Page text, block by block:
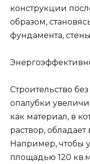
конструкции
образом,
фундамента,
Строительство
опалубки
как материал, в
раствор,
Например, чтобы
площадью 120